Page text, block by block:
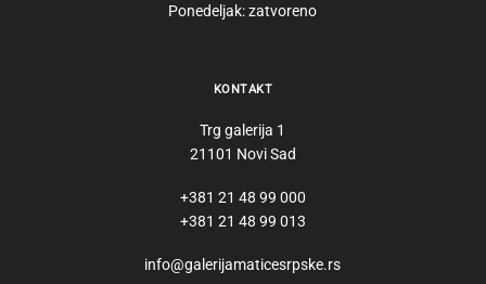
Ponedeljak: zatvoreno
KONTAKT
Trg galerija 1
21101 Novi Sad
+381 21 48 99 000
+381 21 48 99 013
info@galerijamaticesrpske.rs